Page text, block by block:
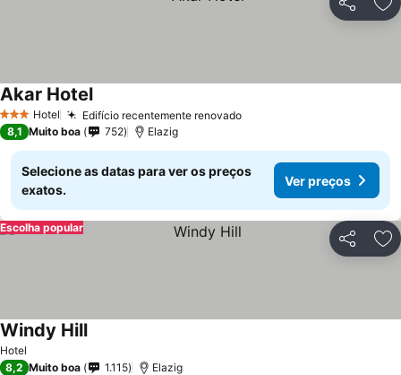
Partilhar
3 EstrelasHotel Edifício recentemente renovadoVer preços
Akar HotelVer preços
8,1 Muito boa 752 Elazig
Selecione as datas para ver os preços
exatos.
Ver preços
Partilhar
Escolha popular
Hotel
Windy HillVer preços
8,2 Muito boa 1.115 Elazig